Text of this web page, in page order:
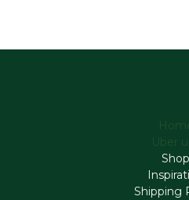
Über
Shop
Shipping